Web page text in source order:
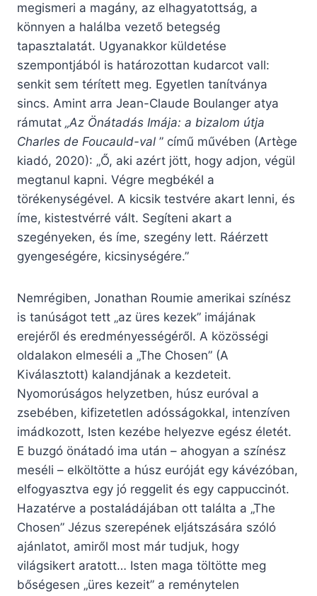
megismeri a magány, az elhagyatottság, a
könnyen a halálba vezető betegség
tapasztalatát. Ugyanakkor küldetése
szempontjából is határozottan kudarcot vall:
senkit sem térített meg. Egyetlen tanítványa
sincs. Amint arra Jean-Claude Boulanger atya
rámutat „Az Önátadás Imája: a bizalom útja
Charles de Foucauld-val ” című művében (Artège
kiadó, 2020): „Ő, aki azért jött, hogy adjon, végül
megtanul kapni. Végre megbékél a
törékenységével. A kicsik testvére akart lenni, és
íme, kistestvérré vált. Segíteni akart a
szegényeken, és íme, szegény lett. Ráérzett
gyengeségére, kicsinységére.”
Nemrégiben, Jonathan Roumie amerikai színész
is tanúságot tett „az üres kezek” imájának
erejéről és eredményességéről. A közösségi
oldalakon elmeséli a „The Chosen” (A
Kiválasztott) kalandjának a kezdeteit.
Nyomorúságos helyzetben, húsz euróval a
zsebében, kifizetetlen adósságokkal, intenzíven
imádkozott, Isten kezébe helyezve egész életét.
E buzgó önátadó ima után – ahogyan a színész
meséli – elköltötte a húsz euróját egy kávézóban,
elfogyasztva egy jó reggelit és egy cappuccinót.
Hazatérve a postaládájában ott találta a „The
Chosen” Jézus szerepének eljátszására szóló
ajánlatot, amiről most már tudjuk, hogy
világsikert aratott… Isten maga töltötte meg
bőségesen „üres kezeit” a reménytelen